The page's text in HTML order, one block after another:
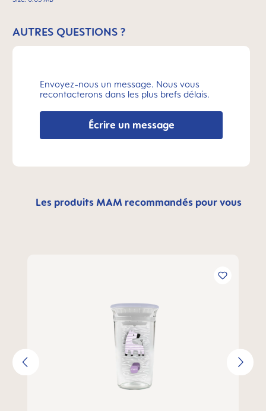
AUTRES QUESTIONS ?
Envoyez-nous un message. Nous vous
recontacterons dans les plus brefs délais.
Écrire un message
Les produits MAM recommandés pour vous